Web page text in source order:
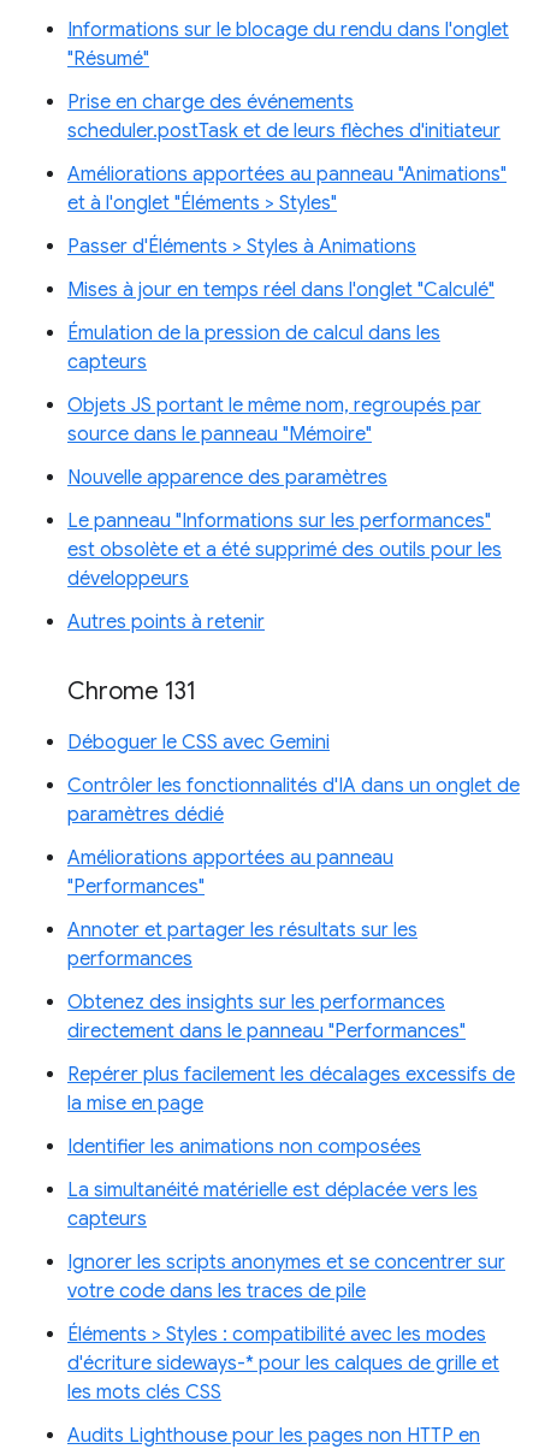
Informations sur le blocage du rendu dans l'onglet
"Résumé"
Prise en charge des événements
scheduler.postTask et de leurs flèches d'initiateur
Améliorations apportées au panneau "Animations"
et à l'onglet "Éléments > Styles"
Passer d'Éléments > Styles à Animations
Mises à jour en temps réel dans l'onglet "Calculé"
Émulation de la pression de calcul dans les
capteurs
Objets JS portant le même nom, regroupés par
source dans le panneau "Mémoire"
Nouvelle apparence des paramètres
Le panneau "Informations sur les performances"
est obsolète et a été supprimé des outils pour les
développeurs
Autres points à retenir
Chrome 131
Déboguer le CSS avec Gemini
Contrôler les fonctionnalités d'IA dans un onglet de
paramètres dédié
Améliorations apportées au panneau
"Performances"
Annoter et partager les résultats sur les
performances
Obtenez des insights sur les performances
directement dans le panneau "Performances"
Repérer plus facilement les décalages excessifs de
la mise en page
Identifier les animations non composées
La simultanéité matérielle est déplacée vers les
capteurs
Ignorer les scripts anonymes et se concentrer sur
votre code dans les traces de pile
Éléments > Styles : compatibilité avec les modes
d'écriture sideways-* pour les calques de grille et
les mots clés CSS
Audits Lighthouse pour les pages non HTTP en